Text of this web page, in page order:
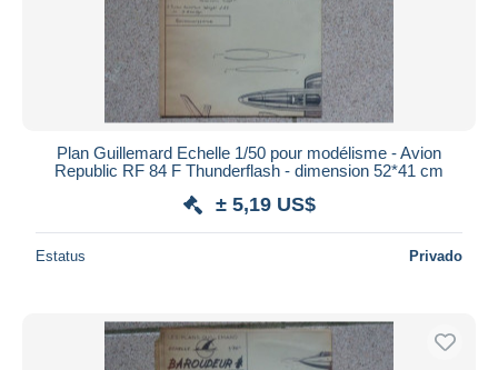
Plan Guillemard Echelle 1/50 pour modélisme - Avion
Republic RF 84 F Thunderflash - dimension 52*41 cm
± 5,19 US$
Estatus Privado